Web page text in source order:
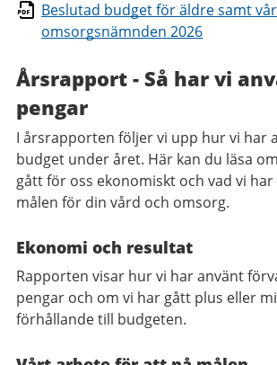
Beslutad budget för äldre samt
omsorgsnämnden 2026
Årsrapport - Så har vi
pengar
I årsrapporten följer vi upp hur vi har
budget under året. Här kan du läsa
gått för oss ekonomiskt och vad vi
målen för din vård och omsorg.
Ekonomi och resultat
Rapporten visar hur vi har använt
pengar och om vi har gått plus eller
förhållande till budgeten.